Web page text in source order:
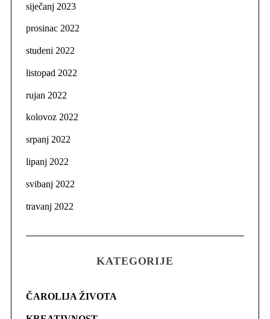
siječanj 2023
prosinac 2022
studeni 2022
listopad 2022
rujan 2022
kolovoz 2022
srpanj 2022
lipanj 2022
svibanj 2022
travanj 2022
KATEGORIJE
ČAROLIJA ŽIVOTA